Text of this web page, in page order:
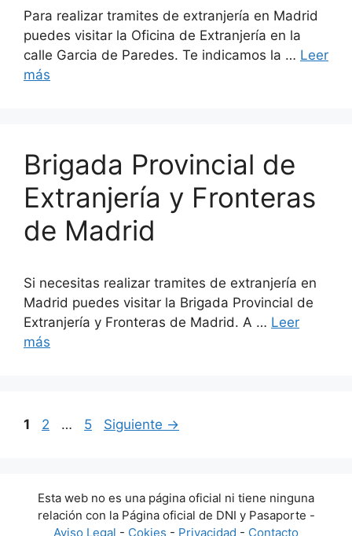
Para realizar tramites de extranjería en Madrid
puedes visitar la Oficina de Extranjería en la
calle Garcia de Paredes. Te indicamos la … Leer
más
Brigada Provincial de
Extranjería y Fronteras
de Madrid
Si necesitas realizar tramites de extranjería en
Madrid puedes visitar la Brigada Provincial de
Extranjería y Fronteras de Madrid. A … Leer
más
Página
1 Página
2 … Página
5 Siguiente →
Esta web no es una página oficial ni tiene ninguna
relación con la Página oficial de DNI y Pasaporte -
Aviso Legal - Cokies - Privacidad - Contacto